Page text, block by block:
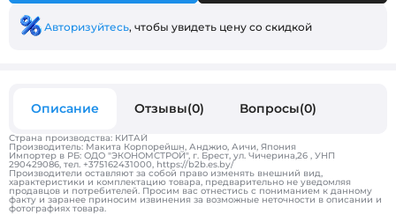
Авторизуйтесь, чтобы увидеть цену со скидкой
Описание Отзывы(0) Вопросы(0)
Страна производства: КИТАЙ
Производитель: Макита Корпорейшн, Анджио, Аичи, Япония
Импортер в РБ: ОДО "ЭКОНОМСТРОЙ", г. Брест, ул. Чичерина,26 , УНП
290429086, тел. +375162431000, https://b2b.es.by/
Производители оставляют за собой право изменять внешний вид,
характеристики и комплектацию товара, предварительно не уведомляя
продавцов и потребителей. Просим вас отнестись с пониманием к данному
факту и заранее приносим извинения за возможные неточности в описании и
фотографиях товара.